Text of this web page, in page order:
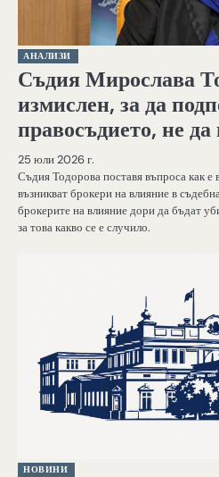
АНАЛИЗИ
Съдия Мирослава
измислен, за да
правосъдието, не
25 юли 2026 г.
Съдия Тодорова поставя въпроса как
възникват брокери на влияние в
брокерите на влияние дори да бъдат
за това какво се е случило.
НОВИНИ